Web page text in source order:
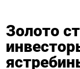
Золото